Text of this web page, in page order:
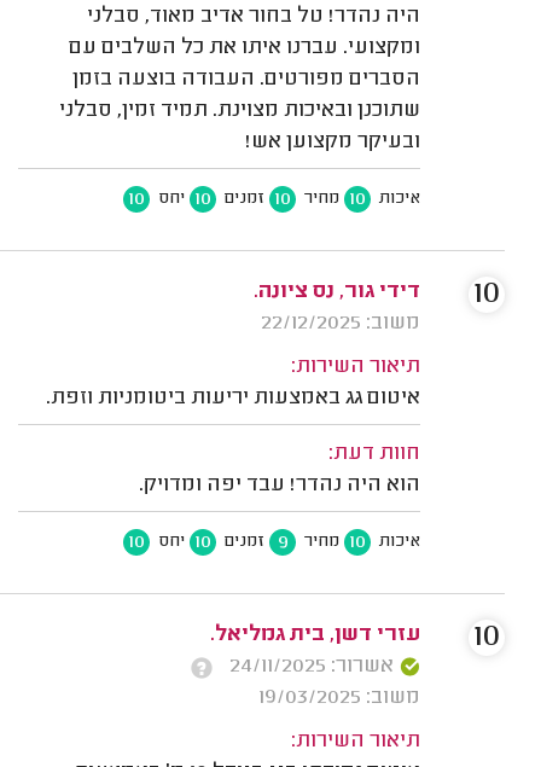
היה נהדר! טל בחור אדיב מאוד, סבלני
ומקצועי. עברנו איתו את כל השלבים עם
הסברים מפורטים. העבודה בוצעה בזמן
שתוכנן ובאיכות מצוינת. תמיד זמין, סבלני
ובעיקר מקצוען אש!
איכות 10 מחיר 10 זמנים 10 יחס 10
דידי גור, נס ציונה.
משוב: 22/12/2025
תיאור השירות:
איטום גג באמצעות יריעות ביטומניות וזפת.
חוות דעת:
הוא היה נהדר! עבד יפה ומדויק.
איכות 10 מחיר 9 זמנים 10 יחס 10
10
עזרי דשן, בית גמליאל.
אשרור: 24/11/2025
משוב: 19/03/2025
תיאור השירות:
10